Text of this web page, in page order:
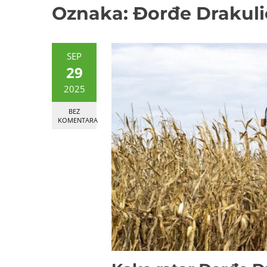
Oznaka: Đorđe
SEP
29
2025
BEZ
KOMENTARA